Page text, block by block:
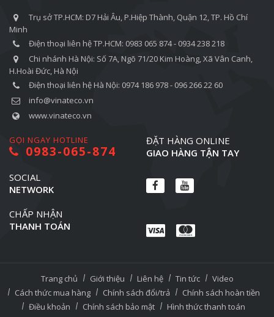
Trụ sở TP.HCM: D7 Hải Âu, P.Hiệp Thành, Quận 12, TP. Hồ Chí
Minh
Điện thoại liên hệ TP.HCM: 0983 065 874 - 0934 238 218
Chi nhánh Hà Nội: Số 7A, Ngõ 71/20 Kim Hoàng, Xã Vân Canh,
H.Hoài Đức, Hà Nội
Điện thoại liên hệ Hà Nội: 0974 186 978 - 096 266 22 60
info@vinateco.vn
www.vinateco.vn
GỌI NGAY HOTLINE
0983-065-874
ĐẶT HÀNG ONLINE
GIAO HÀNG TẬN TAY
SOCIAL
NETWORK
CHẤP NHẬN
THANH TOÁN
Trang chủ Giới thiệu Liên hệ Tin tức
Video
Cách thức mua hàng
Chính sách đổi/trả
Chính sách hoàn tiền
Điều khoản
Chính sách bảo mật Hình thức thanh toán